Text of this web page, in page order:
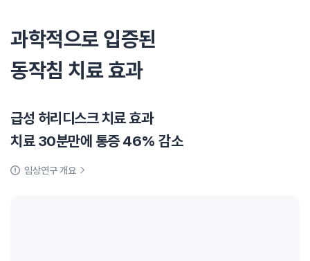
과학적으로 입증된
동작침 치료 효과
급성 허리디스크 치료 효과
치료 30분만에 통증 46% 감소
임상연구 개요